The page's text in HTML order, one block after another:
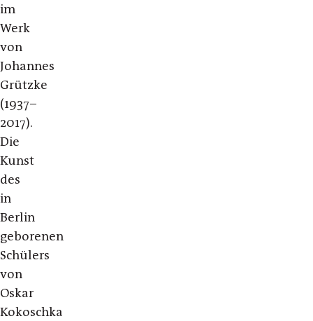
im
Werk
von
Johannes
Grützke
(1937–
2017).
Die
Kunst
des
in
Berlin
geborenen
Schülers
von
Oskar
Kokoschka